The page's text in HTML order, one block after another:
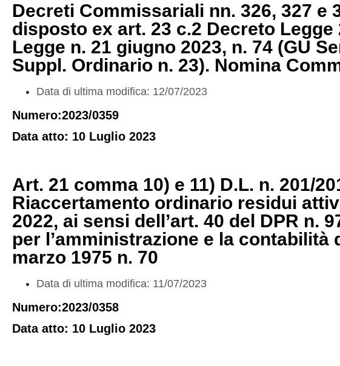
Decreti Commissariali nn. 326, 327 e
disposto ex art. 23 c.2 Decreto
Legge n. 21 giugno 2023, n. 74 (GU
Suppl. Ordinario n. 23). Nomina
Data di ultima modifica: 12/07/2023
Numero:2023/0359
Data atto: 10 Luglio 2023
Art. 21 comma 10) e 11) D.L. n. 201/
Riaccertamento ordinario residui
2022, ai sensi dell’art. 40 del DPR n.
per l’amministrazione e la
marzo 1975 n. 70
Data di ultima modifica: 11/07/2023
Numero:2023/0358
Data atto: 10 Luglio 2023